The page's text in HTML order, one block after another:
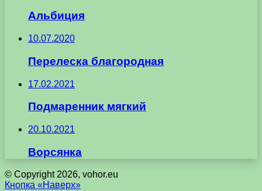
Альбиция
10.07.2020
Перелеска благородная
17.02.2021
Подмаренник мягкий
20.10.2021
Ворсянка
© Copyright 2026, vohor.eu
Кнопка «Наверх»